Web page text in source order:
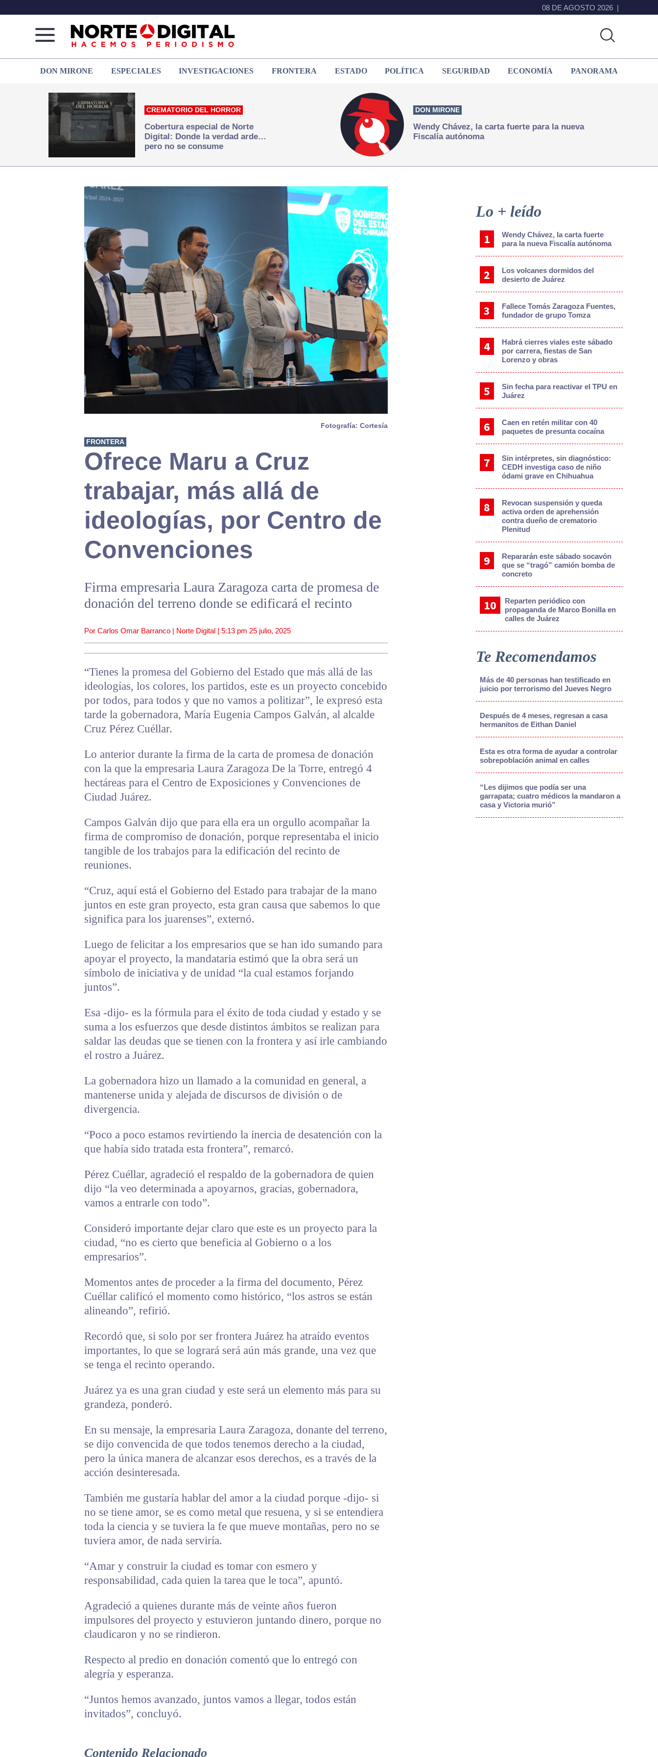
08 DE AGOSTO 2026
de
Juárez
que
hacemos periodismo
DON MIRONE ESPECIALES INVESTIGACIONES FRONTERA ESTADO POLÍTICA SEGURIDAD ECONOMÍA PANORAMA
CREMATORIO DEL HORROR
Cobertura especial de Norte
Digital: Donde la verdad arde…
pero no se consume
DON MIRONE
Wendy Chávez, la carta fuerte para la nueva
Fiscalía autónoma
Fotografía: Cortesía
FRONTERA
Ofrece Maru a Cruz
trabajar, más allá de
ideologías, por Centro de
Convenciones
Firma empresaria Laura Zaragoza carta de promesa de
donación del terreno donde se edificará el recinto
Por Carlos Omar Barranco | Norte Digital | 5:13 pm 25 julio, 2025
“Tienes la promesa del Gobierno del Estado que más allá de las
ideologías, los colores, los partidos, este es un proyecto concebido
por todos, para todos y que no vamos a politizar”, le expresó esta
tarde la gobernadora, María Eugenia Campos Galván, al alcalde
Cruz Pérez Cuéllar.
Lo anterior durante la firma de la carta de promesa de donación
con la que la empresaria Laura Zaragoza De la Torre, entregó 4
hectáreas para el Centro de Exposiciones y Convenciones de
Ciudad Juárez.
Campos Galván dijo que para ella era un orgullo acompañar la
firma de compromiso de donación, porque representaba el inicio
tangible de los trabajos para la edificación del recinto de
reuniones.
“Cruz, aquí está el Gobierno del Estado para trabajar de la mano
juntos en este gran proyecto, esta gran causa que sabemos lo que
significa para los juarenses”, externó.
Luego de felicitar a los empresarios que se han ido sumando para
apoyar el proyecto, la mandataria estimó que la obra será un
símbolo de iniciativa y de unidad “la cual estamos forjando
juntos”.
Esa -dijo- es la fórmula para el éxito de toda ciudad y estado y se
suma a los esfuerzos que desde distintos ámbitos se realizan para
saldar las deudas que se tienen con la frontera y así irle cambiando
el rostro a Juárez.
La gobernadora hizo un llamado a la comunidad en general, a
mantenerse unida y alejada de discursos de división o de
divergencia.
“Poco a poco estamos revirtiendo la inercia de desatención con la
que había sido tratada esta frontera”, remarcó.
Pérez Cuéllar, agradeció el respaldo de la gobernadora de quien
dijo “la veo determinada a apoyarnos, gracias, gobernadora,
vamos a entrarle con todo”.
Consideró importante dejar claro que este es un proyecto para la
ciudad, “no es cierto que beneficia al Gobierno o a los
empresarios”.
Momentos antes de proceder a la firma del documento, Pérez
Cuéllar calificó el momento como histórico, “los astros se están
alineando”, refirió.
Recordó que, si solo por ser frontera Juárez ha atraído eventos
importantes, lo que se logrará será aún más grande, una vez que
se tenga el recinto operando.
Juárez ya es una gran ciudad y este será un elemento más para su
grandeza, ponderó.
En su mensaje, la empresaria Laura Zaragoza, donante del terreno,
se dijo convencida de que todos tenemos derecho a la ciudad,
pero la única manera de alcanzar esos derechos, es a través de la
acción desinteresada.
También me gustaría hablar del amor a la ciudad porque -dijo- si
no se tiene amor, se es como metal que resuena, y si se entendiera
toda la ciencia y se tuviera la fe que mueve montañas, pero no se
tuviera amor, de nada serviría.
“Amar y construir la ciudad es tomar con esmero y
responsabilidad, cada quien la tarea que le toca”, apuntó.
Agradeció a quienes durante más de veinte años fueron
impulsores del proyecto y estuvieron juntando dinero, porque no
claudicaron y no se rindieron.
Respecto al predio en donación comentó que lo entregó con
alegría y esperanza.
“Juntos hemos avanzado, juntos vamos a llegar, todos están
invitados”, concluyó.
Contenido Relacionado
Sidebar
Lo + leído
Wendy Chávez, la carta fuerte
para la nueva Fiscalía autónoma
Los volcanes dormidos del
desierto de Juárez
Fallece Tomás Zaragoza Fuentes,
fundador de grupo Tomza
Habrá cierres viales este sábado
por carrera, fiestas de San
Lorenzo y obras
Sin fecha para reactivar el TPU en
Juárez
Caen en retén militar con 40
paquetes de presunta cocaína
Sin intérpretes, sin diagnóstico:
CEDH investiga caso de niño
ódami grave en Chihuahua
Revocan suspensión y queda
activa orden de aprehensión
contra dueño de crematorio
Plenitud
Repararán este sábado socavón
que se “tragó” camión bomba de
concreto
Reparten periódico con
propaganda de Marco Bonilla en
calles de Juárez
Te Recomendamos
Más de 40 personas han testificado en
juicio por terrorismo del Jueves Negro
Después de 4 meses, regresan a casa
hermanitos de Eithan Daniel
Esta es otra forma de ayudar a controlar
sobrepoblación animal en calles
“Les dijimos que podía ser una
garrapata; cuatro médicos la mandaron a
casa y Victoria murió”